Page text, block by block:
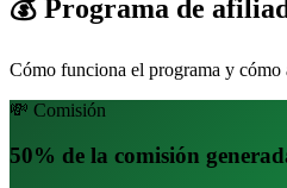
💰 Programa de
Cómo funciona el programa y
💸 Comisión
50% de la comisión